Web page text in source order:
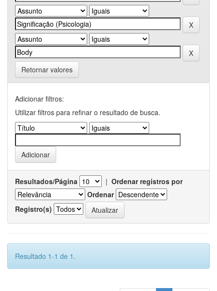
Retornar valores
Adicionar filtros:
Utilizar filtros para refinar o resultado de busca.
Resultados/Página | Ordenar registros por
Ordenar
Registro(s)
Resultado 1-1 de 1.